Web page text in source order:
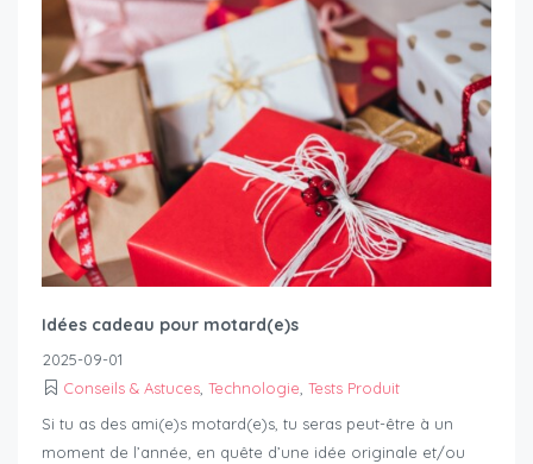
Idées cadeau pour motard(e)s
2025-09-01
Conseils & Astuces Technologie Tests Produit
Si tu as des ami(e)s motard(e)s, tu seras peut-être à un
moment de l’année, en quête d’une idée originale et/ou